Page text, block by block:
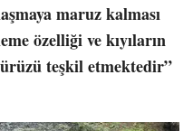
maruz kalması
özelliği ve kıyıların
teşkil etmektedir”